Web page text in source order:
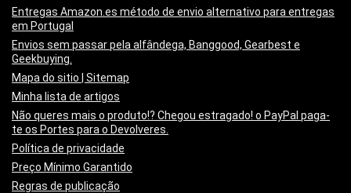
Entregas Amazon.es método de envio alternativo para entregas
em Portugal
Envios sem passar pela alfândega, Banggood, Gearbest e
Geekbuying.
Mapa do sitio | Sitemap
Minha lista de artigos
Não queres mais o produto!? Chegou estragado! o PayPal paga-
te os Portes para o Devolveres.
Política de privacidade
Preço Mínimo Garantido
Regras de publicação